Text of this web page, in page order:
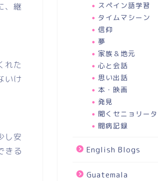
、継
れた
いけ
し安
きる
スペイン語学習
タイムマシーン
信仰
夢
家族＆地元
心と会話
思い出話
本・映画
発見
聞くセニョリータ
闘病記録
English Blogs
Guatemala